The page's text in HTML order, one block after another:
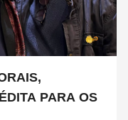
PARA OS